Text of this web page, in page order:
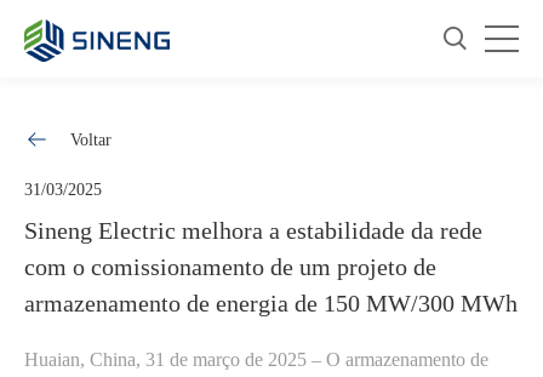
Voltar
31/03/2025
Sineng Electric melhora a estabilidade da rede
com o comissionamento de um projeto de
armazenamento de energia de 150 MW/300 MWh
Huaian, China, 31 de março de 2025 – O armazenamento de